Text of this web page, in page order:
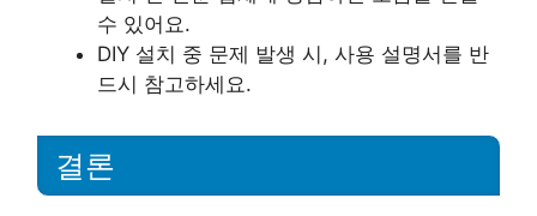
수 있어요.
DIY 설치 중 문제 발생 시, 사용 설명서를 반
드시 참고하세요.
결론